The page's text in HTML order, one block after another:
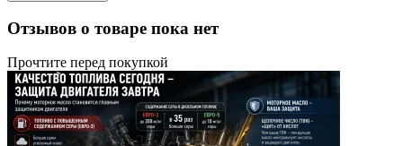
Отзывов о товаре пока нет
Прочтите перед покупкой